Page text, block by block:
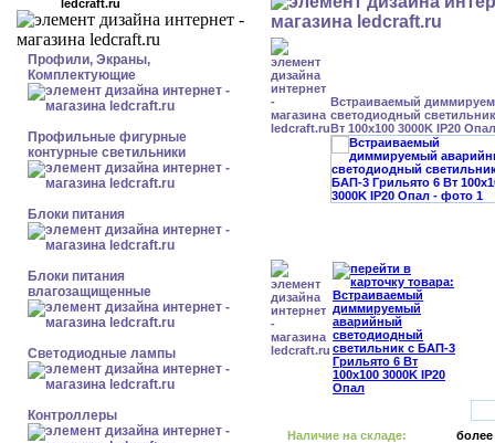
Профили, Экраны,
Комплектующие
Профильные фигурные
контурные светильники
Блоки питания
Блоки питания
влагозащищенные
Светодиодные лампы
Контроллеры
Встраиваемый
светодиодный
Вт 100x100 3000K IP20 Опал
Наличие на складе: более